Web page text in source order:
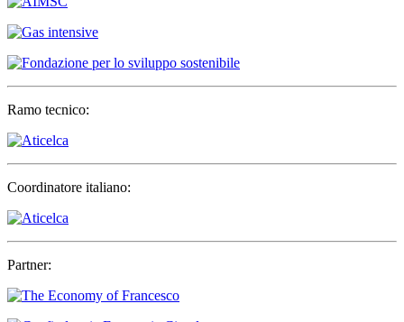
Ramo tecnico:
Coordinatore italiano:
Partner: